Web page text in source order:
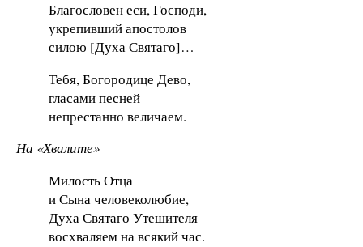
Благословен еси, Господи,
укрепивший апостолов
силою [Духа Святаго]…
Тебя, Богородице Дево,
гласами песней
непрестанно величаем.
На «Хвалите»
Милость Отца
и Сына человеколюбие,
Духа Святаго Утешителя
восхваляем на всякий час.